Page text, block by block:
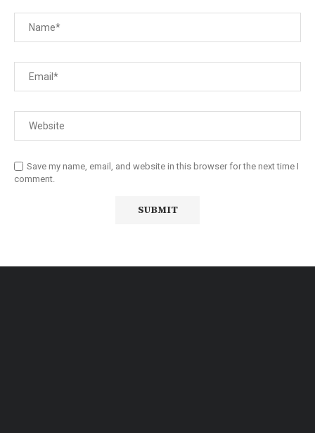
Save my name, email, and website in this browser for the next time I
comment.